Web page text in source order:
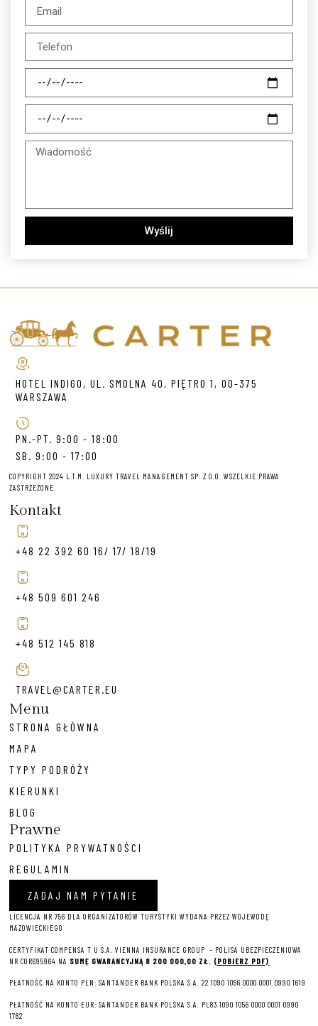
Wyślij
HOTEL INDIGO, UL. SMOLNA 40, PIĘTRO 1, 00-375
WARSZAWA
PN.-PT. 9:00 - 18:00
SB. 9:00 - 17:00
COPYRIGHT 2024 L.T.M. LUXURY TRAVEL MANAGEMENT SP. Z O.O. WSZELKIE PRAWA
ZASTRZEŻONE.
Kontakt
+48 22 392 60 16/ 17/ 18/19
+48 509 601 246
+48 512 145 818
TRAVEL@CARTER.EU
Menu
STRONA GŁÓWNA
MAPA
TYPY PODRÓŻY
KIERUNKI
BLOG
Prawne
POLITYKA PRYWATNOŚCI
REGULAMIN
ZADAJ NAM PYTANIE
LICENCJA NR 756 DLA ORGANIZATORÓW TURYSTYKI WYDANA PRZEZ WOJEWODĘ
MAZOWIECKIEGO
CERTYFIKAT COMPENSA T U S.A. VIENNA INSURANCE GROUP – POLISA UBEZPIECZENIOWA
NR COR695964 NA SUMĘ GWARANCYJNĄ 8 200 000,00 ZŁ. (POBIERZ PDF)
PŁATNOŚĆ NA KONTO PLN: SANTANDER BANK POLSKA S.A. 22 1090 1056 0000 0001 0990 1619
PŁATNOŚĆ NA KONTO EUR: SANTANDER BANK POLSKA S.A. PL83 1090 1056 0000 0001 0990
1782